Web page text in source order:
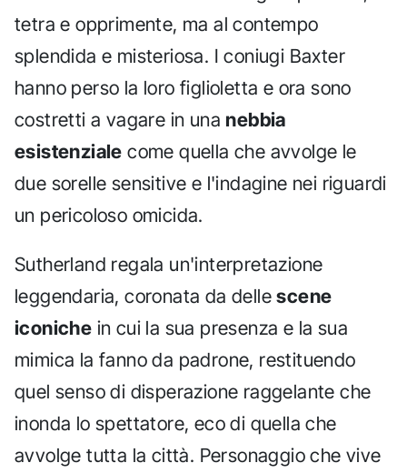
tetra e opprimente, ma al contempo
splendida e misteriosa. I coniugi Baxter
hanno perso la loro figlioletta e ora sono
costretti a vagare in una nebbia
esistenziale come quella che avvolge le
due sorelle sensitive e l'indagine nei riguardi
un pericoloso omicida.
Sutherland regala un'interpretazione
leggendaria, coronata da dellescene
iconiche in cui la sua presenza e la sua
mimica la fanno da padrone, restituendo
quel senso di disperazione raggelante che
inonda lo spettatore, eco di quella che
avvolge tutta la città. Personaggio che vive